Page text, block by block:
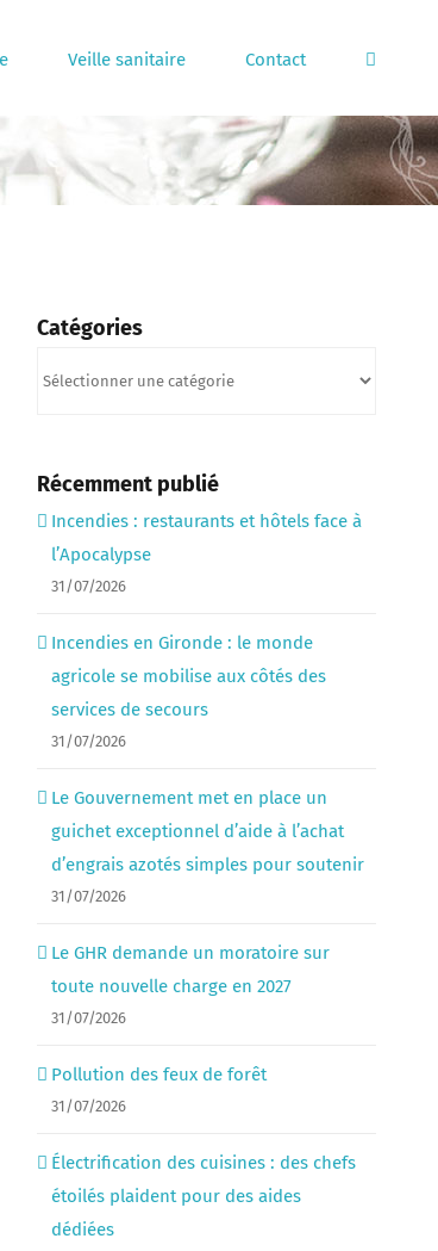
Veille sanitaire Contact
Catégories
Récemment publié
Incendies : restaurants et hôtels face à
l’Apocalypse
31/07/2026
Incendies en Gironde : le monde
agricole se mobilise aux côtés des
services de secours
31/07/2026
Le Gouvernement met en place un
guichet exceptionnel d’aide à l’achat
d’engrais azotés simples pour soutenir
31/07/2026
Le GHR demande un moratoire sur
toute nouvelle charge en 2027
31/07/2026
Pollution des feux de forêt
31/07/2026
Électrification des cuisines : des chefs
étoilés plaident pour des aides
dédiées